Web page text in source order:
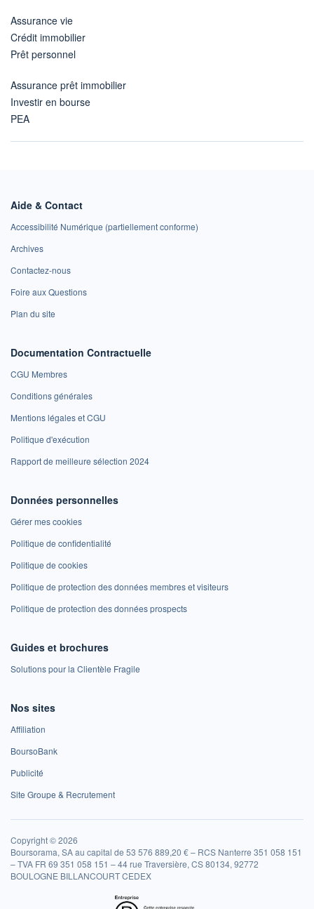
Assurance vie
Crédit immobilier
Prêt personnel
Assurance prêt immobilier
Investir en bourse
PEA
Aide & Contact
Accessibilité Numérique (partiellement conforme)
Archives
Contactez-nous
Foire aux Questions
Plan du site
Documentation Contractuelle
CGU Membres
Conditions générales
Mentions légales et CGU
Politique d'exécution
Rapport de meilleure sélection 2024
Données personnelles
Gérer mes cookies
Politique de confidentialité
Politique de cookies
Politique de protection des données membres et visiteurs
Politique de protection des données prospects
Guides et brochures
Solutions pour la Clientèle Fragile
Nos sites
Affiliation
BoursoBank
Publicité
Site Groupe & Recrutement
Copyright © 2026
Boursorama, SA au capital de 53 576 889,20 € – RCS Nanterre 351 058 151
– TVA FR 69 351 058 151 – 44 rue Traversière, CS 80134, 92772
BOULOGNE BILLANCOURT CEDEX